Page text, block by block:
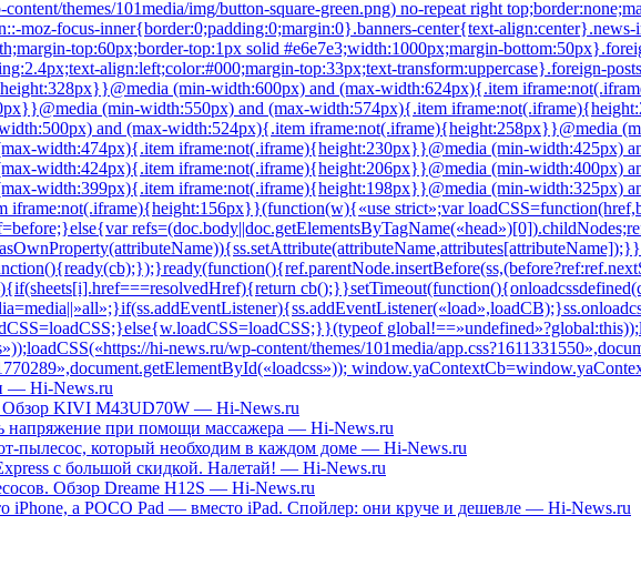
— Hi-News.ru
Обзор KIVI M43UD70W — Hi-News.ru
напряжение при помощи массажера — Hi-News.ru
пылесос, который необходим в каждом доме — Hi-News.ru
с большой скидкой. Налетай! — Hi-News.ru
Обзор Dreame H12S — Hi-News.ru
iPhone, а POCO Pad — вместо iPad. Спойлер: они круче и дешевле — Hi-News.ru